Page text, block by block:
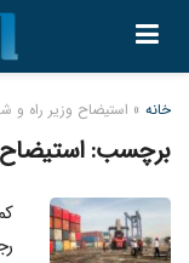
خانه » استیضاح وزیر راه و
برچسب: